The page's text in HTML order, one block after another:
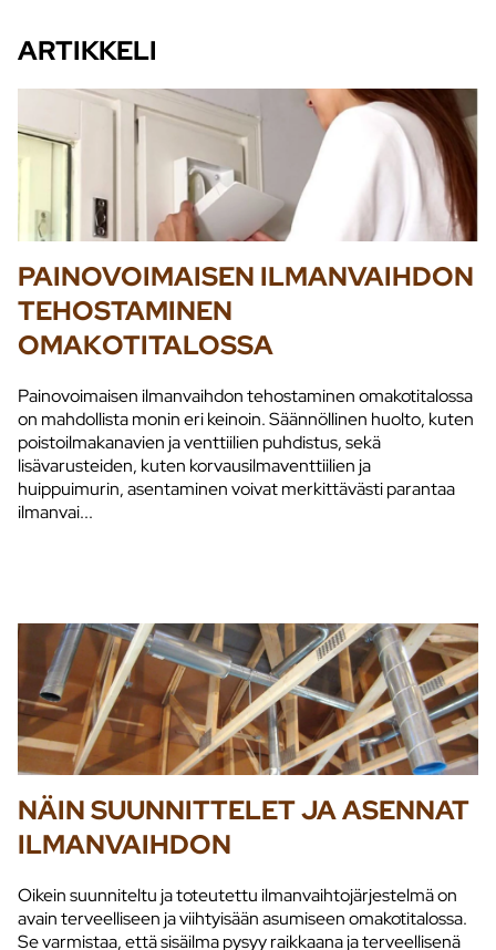
ARTIKKELI
PAINOVOIMAISEN ILMANVAIHDON
TEHOSTAMINEN
OMAKOTITALOSSA
Painovoimaisen ilmanvaihdon tehostaminen omakotitalossa
on mahdollista monin eri keinoin. Säännöllinen huolto, kuten
poistoilmakanavien ja venttiilien puhdistus, sekä
lisävarusteiden, kuten korvausilmaventtiilien ja
huippuimurin, asentaminen voivat merkittävästi parantaa
ilmanvai...
NÄIN SUUNNITTELET JA ASENNAT
ILMANVAIHDON
Oikein suunniteltu ja toteutettu ilmanvaihtojärjestelmä on
avain terveelliseen ja viihtyisään asumiseen omakotitalossa.
Se varmistaa, että sisäilma pysyy raikkaana ja terveellisenä